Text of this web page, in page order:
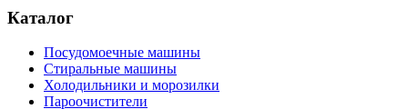
Каталог
Посудомоечные машины
Стиральные машины
Холодильники и морозилки
Пароочистители